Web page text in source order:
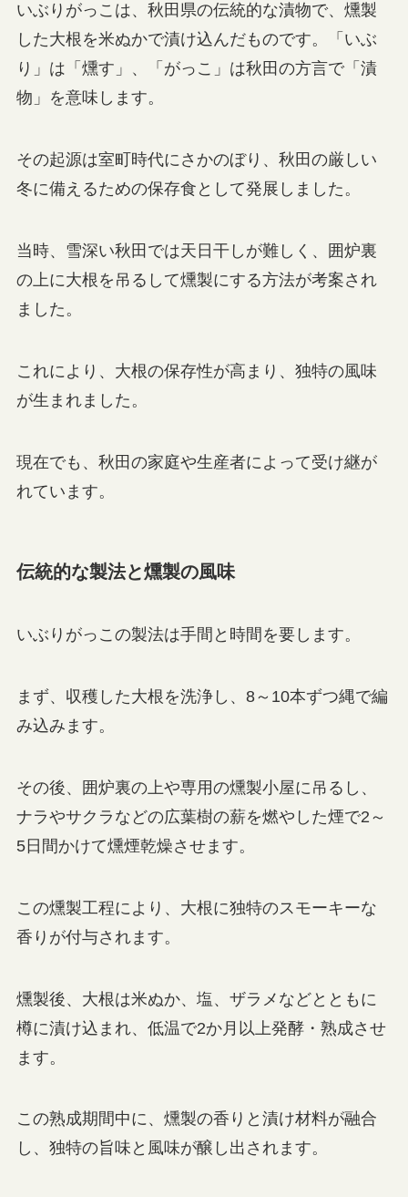
いぶりがっこは、秋田県の伝統的な漬物で、燻製
した大根を米ぬかで漬け込んだものです。「いぶ
り」は「燻す」、「がっこ」は秋田の方言で「漬
物」を意味します。
その起源は室町時代にさかのぼり、秋田の厳しい
冬に備えるための保存食として発展しました。
当時、雪深い秋田では天日干しが難しく、囲炉裏
の上に大根を吊るして燻製にする方法が考案され
ました。
これにより、大根の保存性が高まり、独特の風味
が生まれました。
現在でも、秋田の家庭や生産者によって受け継が
れています。
伝統的な製法と燻製の風味
いぶりがっこの製法は手間と時間を要します。
まず、収穫した大根を洗浄し、8～10本ずつ縄で編
み込みます。
その後、囲炉裏の上や専用の燻製小屋に吊るし、
ナラやサクラなどの広葉樹の薪を燃やした煙で2～
5日間かけて燻煙乾燥させます。
この燻製工程により、大根に独特のスモーキーな
香りが付与されます。
燻製後、大根は米ぬか、塩、ザラメなどとともに
樽に漬け込まれ、低温で2か月以上発酵・熟成させ
ます。
この熟成期間中に、燻製の香りと漬け材料が融合
し、独特の旨味と風味が醸し出されます。